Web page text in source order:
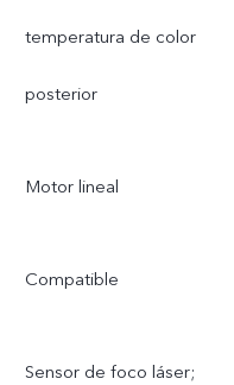
temperatura de color
posterior
Motor lineal
Compatible
Sensor de foco láser;